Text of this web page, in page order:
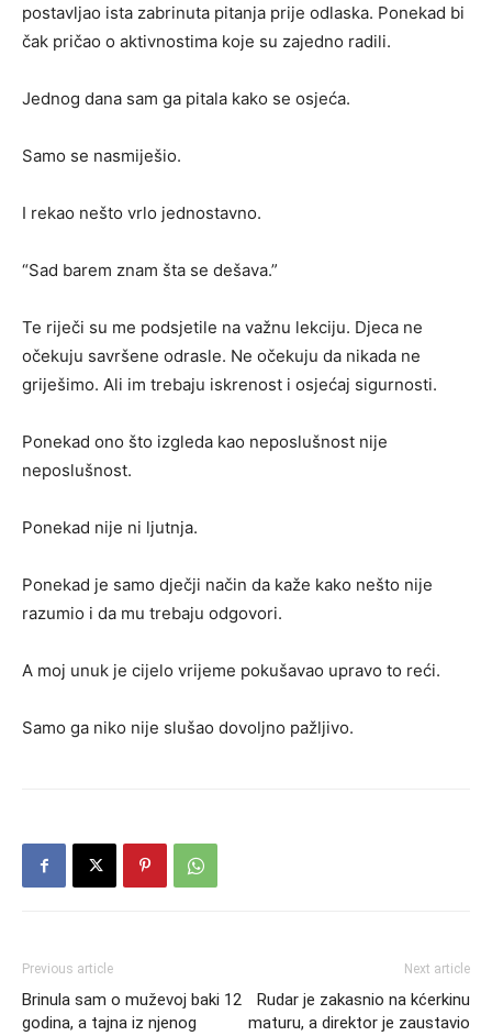
postavljao ista zabrinuta pitanja prije odlaska. Ponekad bi
čak pričao o aktivnostima koje su zajedno radili.
Jednog dana sam ga pitala kako se osjeća.
Samo se nasmiješio.
I rekao nešto vrlo jednostavno.
“Sad barem znam šta se dešava.”
Te riječi su me podsjetile na važnu lekciju. Djeca ne
očekuju savršene odrasle. Ne očekuju da nikada ne
griješimo. Ali im trebaju iskrenost i osjećaj sigurnosti.
Ponekad ono što izgleda kao neposlušnost nije
neposlušnost.
Ponekad nije ni ljutnja.
Ponekad je samo dječji način da kaže kako nešto nije
razumio i da mu trebaju odgovori.
A moj unuk je cijelo vrijeme pokušavao upravo to reći.
Samo ga niko nije slušao dovoljno pažljivo.
Previous article
Brinula sam o muževoj baki 12
godina, a tajna iz njenog
Next article
Rudar je zakasnio na kćerkinu
maturu, a direktor je zaustavio